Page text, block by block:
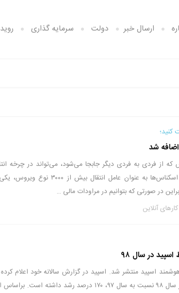
ارسال خبر دولت سرمایه گذاری
کنید؛
شد
از فردی به فردی دیگر جابجا می‌شود، می‌تواند در چرخه
ویروس کرونا موثر باشد. در این میان اسکناس‌ها به عنوان عامل انتقال بیش از ۳۰۰۰
در صورتی که بتوانیم در مراودات مالی …
آنلاین
توزیع هوشمند اسپید منتشر شد. اسپید در گزارش سالانه خود اعلام
میزان ارسال بسته توسط این سامانه در سال ۹۸ نسبت به سال ۹۷، ۱۷۰ درصد رشد داشته است.